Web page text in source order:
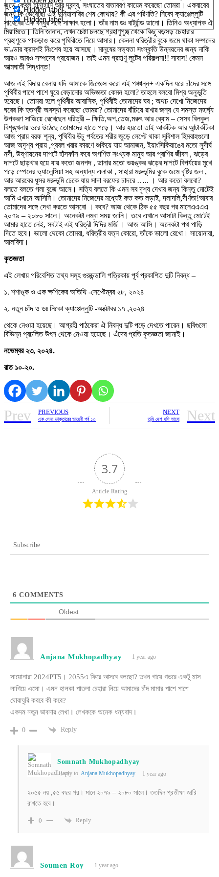
Hidden label
Hidden label
জুড়ে কেবল হানাহানি আর দ্বন্দ্ব, সংঘাতের বাতাবরণ কায়েম করেছো তোমরা। একবারের
জন্য কি ভেবেছো এই দুনিয়াদারির শেষ কোথায়? কী এর পরিণতি? নিকো ক্যাপ্পেল্লুটি
সাহেবের এক বন্ধুর সঙ্গে সাক্ষাৎ হলো। তাঁর নাম ডঃ বার্ট্রান্ড ডানো। তিনিও অধ্যাপক ঐ
মিয়ামিতে। তিনি জানান, এখন চেষ্টা চলছে গ্রহাণুপুঞ্জ থেকে কিছু বড়সড় চেহারার
গ্রহাণুকে পাকড়াও করে পৃথিবীতে নিয়ে আসার। কেননা ধরিত্রীর বুকে জমে থাকা সম্পদের
ভাণ্ডার ক্রমশই নিঃশেষ হয়ে আসছে। মানুষের সভ্যতা সংস্কৃতি উন্নয়নের জন্য নাকি
আরও আরও সম্পদের প্রয়োজন। তাই এমন গ্রহাণু লুটের পরিকল্পনা!! সাবাস! কেমন
আত্মঘাতী সিদ্ধান্ত!
আজ এই বিদায় বেলায় যদি আমাকে জিজ্ঞেস করো এই পঞ্চান্ন+ একদিন ধরে চাঁদের সঙ্গে
পৃথিবীর পাশে পাশে ঘুরে বেড়ানোর অভিজ্ঞতা কেমন হলো? তাহলে বলবো মিশ্র অনুভূতি
হয়েছে। তোমরা হলে পৃথিবীর আবাসিক, পৃথিবীই তোমাদের ঘর ; অথচ দেখো নিজেদের
ঘরের কি হতশ্রী অবস্থা করেছো তোমরা? তোমাদের বাঁচিয়ে রাখার জন্য যে সমস্ত মহার্ঘ্য
উপকরণ সাজিয়ে রেখেছেন ধরিত্রী – ক্ষিতি,অপ,তেজ,মরুৎ আর ব্যোম – সেসব বিলকুল
বিশৃঙ্খলায় ভরে উঠেছে তোমাদের হাতে পড়ে। আর হয়তো তাই আর্কটিক আর আন্টার্কটিকা
আজ প্রায় বরফ শূন্য, পৃথিবীর উঁচু পর্বতের শরীর জুড়ে লেপ্টে থাকা সুবিশাল হিমবাহগুলো
আজ অদৃশ্য প্রায় ,প্রবল খরার কারণে শুকিয়ে যায় আমাজন, ইয়াংসিকিয়াঙের মতো সুদীর্ঘ
নদী, উষ্ণায়নের দাপটে হাঁসফাঁস করে অগণিত সংখ্যক মানুষ আর প্রাণির জীবন , ঝড়ের
দাপটে ছাড়খার হয়ে যায় কতো জনপদ , ডানার মতো ভয়ঙ্কর ঝড়ের দাপটে বিপর্যয়ের মুখে
পড়ে স্পেনের ভ্যালেন্সিয়া সহ অন্যান্য এলাকা , সাহারা মরুভূমির বুকে জমে বৃষ্টির জল ,
আর আরবের ধূসর মরুভূমি ঢেকে যায় সাদা বরফের চাদরে ….. । আর কতো বলবো?
বলতে বলতে গলা বুজে আসে। সত্যি বলতে কি এমন সব দৃশ্য দেখার জন্য কিন্তু মোটেই
আমি এখানে আসিনি। তোমাদের নিজেদের মধ্যেই কত কত লড়াই, দলাদলি,দীর্ণতা!আবার
তোমাদের সঙ্গে দেখা করতে আসবো । কবে? আজ থেকে ঠিক ৫৫ বছর পর মানেএএএএ
২০৭৯ – ২০৮০ সালে। অনেকটা লম্বা সময় জানি। তবে এখানে আসাটা কিন্তু মোটেই
আমার হাতে নেই, সবটাই এই ধরিত্রী দিদির মর্জি । আজ আসি। অনেকটা পথ পাড়ি
দিতে হবে। ভালো থেকো তোমরা, ধরিত্রীর যত্ন কোরো, তাঁকে ভালো রেখো। সায়োনারা,
আলবিদা।
কৃতজ্ঞতা
এই লেখায় পরিবেশিত তথ্য সমূহ গুরুচন্ডালি পত্রিকায় পূর্ব প্রকাশিত দুটি নিবন্ধ –
১. শশাঙ্ক ও এক ক্ষণিকের অতিথি -সেপ্টেম্বর ২৮, ২০২৪
২. নতুন চাঁদ ও ডঃ নিকো ক্যাপ্পেল্লুটি -অক্টোবর ১৭ ,২০২৪
থেকে নেওয়া হয়েছে। আগ্রহী পাঠকেরা ঐ নিবন্ধ দুটি পড়ে দেখতে পারেন। ছবিগুলো
বিভিন্ন প্রচলিত উৎস থেকে নেওয়া হয়েছে। এঁদের প্রতি কৃতজ্ঞতা জানাই।
নভেম্বর ২৩, ২০২৪.
রাত ১০-২০.
Prev PREVIOUS
এক সেনা ডাক্তারের ডায়েরী পর্ব ১০
NEXT
তুমি দেশ যদি ভাবো Next
3.7
Article Rating
Subscribe
6 COMMENTS
Oldest
Anjana Mukhopadhyay 1 year ago
সায়োনারা 2024PT5। 2055এ ফিরে আসবে বলছো? তখন গায়ে গতরে একটু মাস
লাগিয়ে এসো। এমন হালকা পাতলা চেহারা নিয়ে আমাদের চাঁদ মামার পাশে পাশে
ঘোরাঘুরি করবে কী করে?
একদম নতুন ভাবনার লেখা। লেখককে অনেক ধন্যবাদ।
0 Reply
Somnath Mukhopadhyay
Reply to Anjana Mukhopadhyay 1 year ago
২০৫৫ নয় ,৫৫ বছর পর। মানে ২০৭৯ – ২০৮০ সালে। ততদিন প্রতীক্ষা জারি
রাখতে হবে।
0 Reply
Soumen Roy 1 year ago